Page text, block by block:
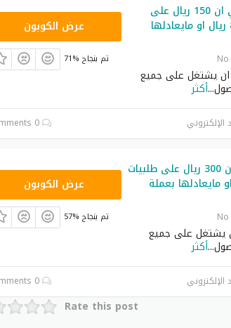
كوبون خصم شي ان 150 ريال على
طلبيات فوق 800 ريال او مايعادلها
يشتغل على جميع
...أكثر
عرض الكوبون
71% تم بنجاح
الإلكتروني
كود خصم شي ان 300 ريال على طلبيات
ريال او مايعادلها بعملة
على جميع
...أكثر
عرض الكوبون
57% تم بنجاح
الإلكتروني
Rate this post